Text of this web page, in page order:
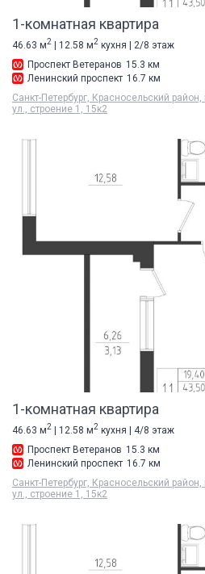
1-комнатная квартира
46.63 м2 | 12.58 м2 кухня | 2/8 этаж
Проспект Ветеранов 15.3 км
Ленинский проспект 16.7 км
Санкт-Петербург, Красносельский
ул., строение 1, 15к2
1-комнатная квартира
46.63 м2 | 12.58 м2 кухня | 4/8 этаж
Проспект Ветеранов 15.3 км
Ленинский проспект 16.7 км
Санкт-Петербург, Красносельский
ул., строение 1, 15к2